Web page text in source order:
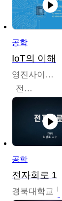
공학
IoT의 이해
영진사이버대학교
전병현
공학
전자회로 1
경북대학교